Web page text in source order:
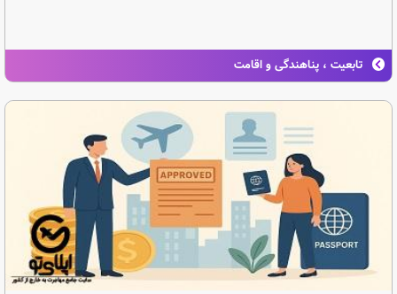
تابعیت ، پناهندگی و اقامت